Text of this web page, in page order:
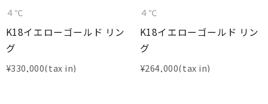
４℃
K18イエローゴールド リン
グ
¥330,000
４℃
K18イエローゴールド リン
グ
¥264,000